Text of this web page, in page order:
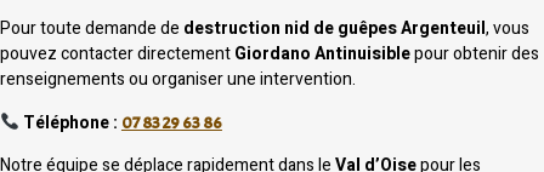
Pour toute demande de destruction nid de guêpes Argenteuil, vous
pouvez contacter directementGiordano Antinuisiblepour obtenir des
renseignements ou organiser une intervention.
Téléphone : 07 83 29 63 86
Notre équipe se déplace rapidement dans leVal d’Oisepour les